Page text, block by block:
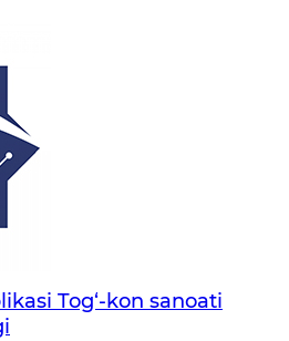
Tog‘-kon sanoati